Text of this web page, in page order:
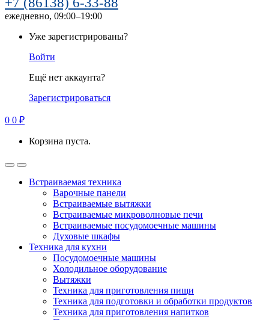
ежедневно, 09:00–19:00
Уже зарегистрированы?
Войти
Ещё нет аккаунта?
Зарегистрироваться
0 0 ₽
Корзина пуста.
Встраиваемая техника
Варочные панели
Встраиваемые вытяжки
Встраиваемые микроволновые печи
Встраиваемые посудомоечные машины
Духовые шкафы
Техника для кухни
Посудомоечные машины
Холодильное оборудование
Вытяжки
Техника для приготовления пищи
Техника для подготовки и обработки продуктов
Техника для приготовления напитков